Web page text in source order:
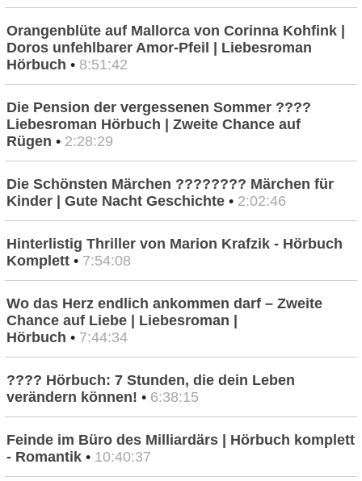
Orangenblüte auf Mallorca von Corinna Kohfink |
Doros unfehlbarer Amor-Pfeil | Liebesroman
Hörbuch • 8:51:42
Die Pension der vergessenen Sommer ????
Liebesroman Hörbuch | Zweite Chance auf
Rügen • 2:28:29
Die Schönsten Märchen ???????? Märchen für
Kinder | Gute Nacht Geschichte • 2:02:46
Hinterlistig Thriller von Marion Krafzik - Hörbuch
Komplett • 7:54:08
Wo das Herz endlich ankommen darf – Zweite
Chance auf Liebe | Liebesroman |
Hörbuch • 7:44:34
???? Hörbuch: 7 Stunden, die dein Leben
verändern können! • 6:38:15
Feinde im Büro des Milliardärs | Hörbuch komplett
- Romantik • 10:40:37